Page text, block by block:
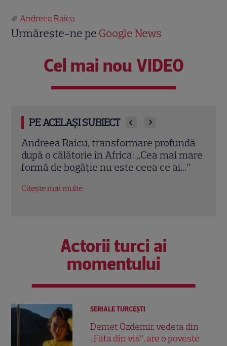
Andreea Raicu
Urmărește-ne pe Google News
Cel mai nou VIDEO
PE ACELAȘI SUBIECT
Ce a învățat Andreea Raicu după ani de
suprasolicitare: „Valoarea mea nu stă în
cât muncesc”. Sfatul oferit fanelor
Citește mai multe
Actorii turci ai
momentului
SERIALE TURCEŞTI
Demet Özdemir, vedeta din
„Fata din vis”, are o poveste